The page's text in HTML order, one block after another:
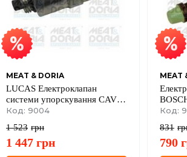
TESLA
MEAT & DORIA
LUCAS Електроклапан
системи упорскування CAV
type 12V electrovalve
Код: 9004
1 523 грн
1 447 грн
MEAT
BMW,
Код:
831
790